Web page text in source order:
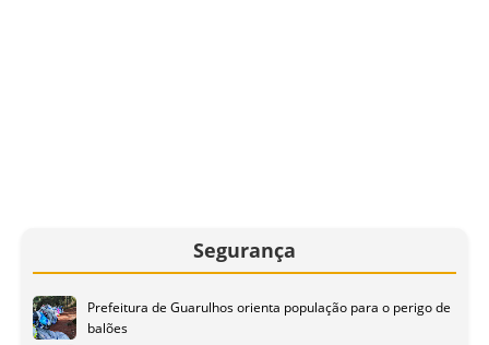
Segurança
Prefeitura de Guarulhos orienta população para o perigo de
balões